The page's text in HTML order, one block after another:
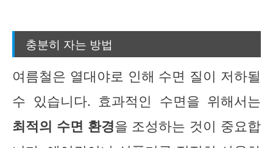
충분히 자는 방법
여름철은 열대야로 인해 수면 질이 저하될
수 있습니다. 효과적인 수면을 위해서는
최적의 수면 환경을 조성하는 것이 중요합